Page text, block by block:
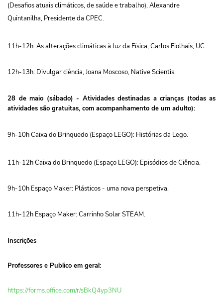
(Desafios atuais climáticos, de saúde e trabalho), Alexandre
Quintanilha, Presidente da CPEC.
11h-12h: As alterações climáticas à luz da Física, Carlos Fiolhais, UC.
12h-13h: Divulgar ciência, Joana Moscoso, Native Scientis.
28 de maio (sábado) - Atividades destinadas a crianças (todas as
atividades são gratuitas, com acompanhamento de um adulto):
9h-10h Caixa do Brinquedo (Espaço LEGO): Histórias da Lego.
11h-12h Caixa do Brinquedo (Espaço LEGO): Episódios de Ciência.
9h-10h Espaço Maker: Plásticos - uma nova perspetiva.
11h-12h Espaço Maker: Carrinho Solar STEAM.
Inscrições
Professores e Publico em geral:
https://forms.office.com/r/sBkQ4yp3NU